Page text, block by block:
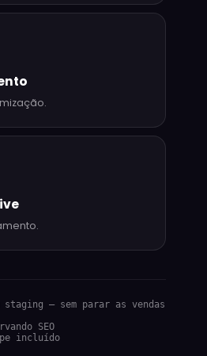
staging — sem parar as vendas
SEO
incluído